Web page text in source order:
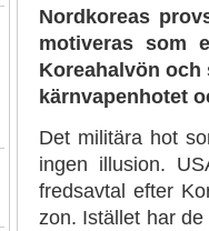
Nordkoreas
motiveras som
Koreahalvön
kärnvapenhotet
Det militära hot
ingen illusion.
fredsavtal efter
zon. Istället har